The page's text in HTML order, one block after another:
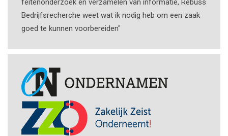
Bedrijfsrecherche weet wat ik nodig heb om een zaak
goed te kunnen voorbereiden"